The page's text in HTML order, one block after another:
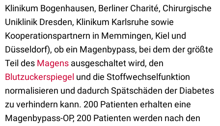
Klinikum Bogenhausen, Berliner Charité, Chirurgische
Uniklinik Dresden, Klinikum Karlsruhe sowie
Kooperationspartnern in Memmingen, Kiel und
Düsseldorf), ob ein Magenbypass, bei dem der größte
Teil des Magens ausgeschaltet wird, den
Blutzuckerspiegel und die Stoffwechselfunktion
normalisieren und dadurch Spätschäden der Diabetes
zu verhindern kann. 200 Patienten erhalten eine
Magenbypass-OP, 200 Patienten werden nach den